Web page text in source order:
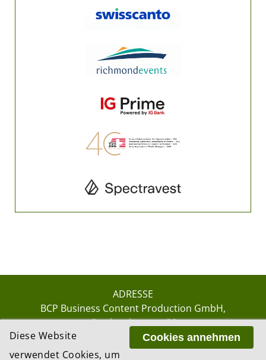
ADRESSE
BCP Business Content Production GmbH
Gotthardstrasse 38
8002 ZürichCookies annehmen
Diese Website
verwendet Cookies, um